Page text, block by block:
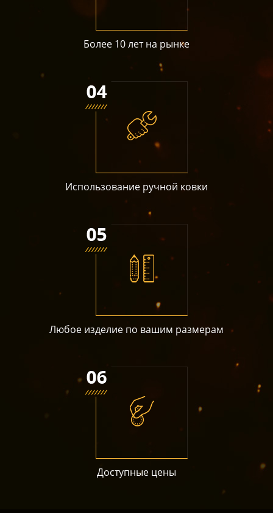
Более 10 лет на рынке
Использование ручной ковки
Любое изделие по вашим размерам
Доступные цены